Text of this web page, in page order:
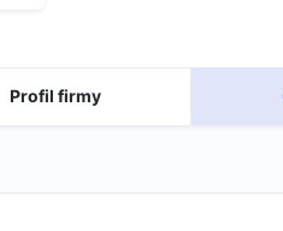
Profil firmy